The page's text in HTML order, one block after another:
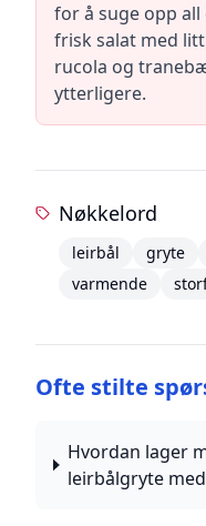
for å suge opp all
frisk salat med
rucola og
ytterligere.
Nøkkelord
leirbål gryte
varmende
Ofte stilte
Hvordan lager
leirbålgryte